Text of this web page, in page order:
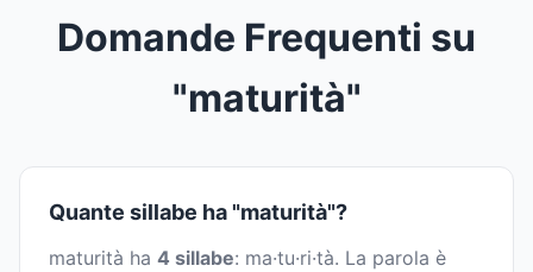
Domande Frequenti su
"maturità"
Quante sillabe ha "maturità"?
maturità ha 4 sillabe: ma·tu·ri·tà. La parola è